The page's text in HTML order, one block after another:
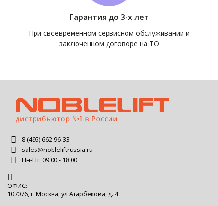
Гарантия до 3-х лет
При своевременном сервисном обслуживании и
заключенном договоре на ТО
8 (495) 662-96-33
sales@nobleliftrussia.ru
Пн-Пт: 09:00 - 18:00
ОФИС:
107076, г. Москва, ул Атарбекова, д. 4